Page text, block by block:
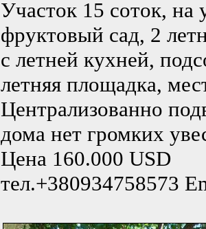
Участок 15 соток, на
фруктовый сад, 2
с летней кухней,
летняя площадка,
Централизованно
дома нет громких
Цена 160.000 USD
тел.+380934758573